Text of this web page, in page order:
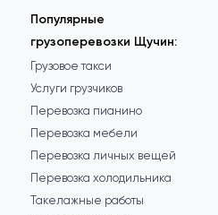
Популярные
грузоперевозки Щучин:
Грузовое такси
Услуги грузчиков
Перевозка пианино
Перевозка мебели
Перевозка личных вещей
Перевозка холодильника
Такелажные работы